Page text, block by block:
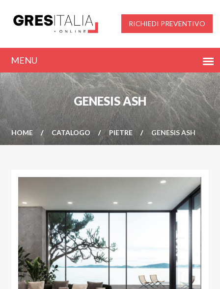
RICHIEDI PREVENTIVO
GENESIS ASH
HOME CATALOGO PIETRE GENESIS ASH